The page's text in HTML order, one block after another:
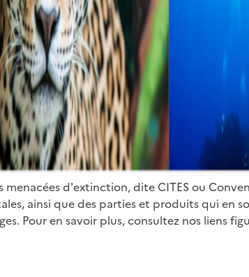
d'extinction, dite CITES ou
ainsi que des parties et produits qui en
Pour en savoir plus, consultez nos liens